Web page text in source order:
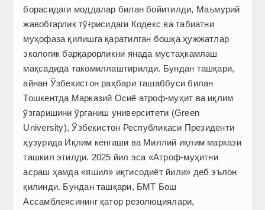
борасидаги моддалар билан бойитилди, Маъмурий
жавобгарлик тўғрисидаги Кодекс ва табиатни
муҳофаза қилишга қаратилган бошқа ҳужжатлар
экологик барқарорликни янада мустаҳкамлаш
мақсадида такомиллаштирилди. Бундан ташқари,
айнан Ўзбекистон раҳбари ташаббуси билан
Тошкентда Марказий Осиё атроф-муҳит ва иқлим
ўзгаришини ўрганиш университети (Green
University), Ўзбекистон Республикаси Президенти
ҳузурида Иқлим кенгаши ва Миллий иқлим маркази
ташкил этилди. 2025 йил эса «Атроф-муҳитни
асраш ҳамда «яшил» иқтисодиёт йили» деб эълон
қилинди. Бундан ташқари, БМТ Бош
Ассамблеясининг қатор резолюциялари,